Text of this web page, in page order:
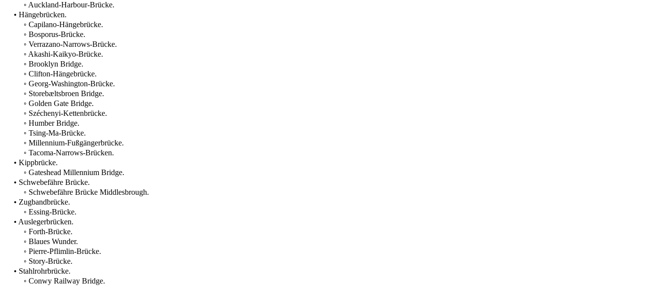
◦ Auckland-Harbour-Brücke.
• Hängebrücken.
◦ Capilano-Hängebrücke.
◦ Bosporus-Brücke.
◦ Verrazano-Narrows-Brücke.
◦ Akashi-Kaikyo-Brücke.
◦ Brooklyn Bridge.
◦ Clifton-Hängebrücke.
◦ Georg-Washington-Brücke.
◦ Storebæltsbroen Bridge.
◦ Golden Gate Bridge.
◦ Széchenyi-Kettenbrücke.
◦ Humber Bridge.
◦ Tsing-Ma-Brücke.
◦ Millennium-Fußgängerbrücke.
◦ Tacoma-Narrows-Brücken.
• Kippbrücke.
◦ Gateshead Millennium Bridge.
• Schwebefähre Brücke.
◦ Schwebefähre Brücke Middlesbrough.
• Zugbandbrücke.
◦ Essing-Brücke.
• Auslegerbrücken.
◦ Forth-Brücke.
◦ Blaues Wunder.
◦ Pierre-Pflimlin-Brücke.
◦ Story-Brücke.
• Stahlrohrbrücke.
◦ Conwy Railway Bridge.